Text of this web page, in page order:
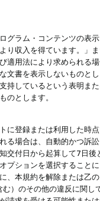
グラム・コンテンツの表
り収入を得ています。」
適用法により求められる
文書を表示しないもの
持しているという表明ま
のとします。
に登録または利用した時
る場合は、自動的かつ訴
交付日から起算して7日
プションを選択するこ
、本規約を解除または乙
）のその他の違反に関